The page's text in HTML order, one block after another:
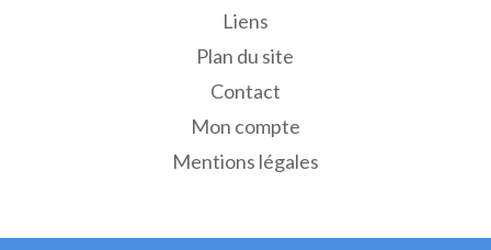
Liens
Plan du site
Contact
Mon compte
Mentions légales